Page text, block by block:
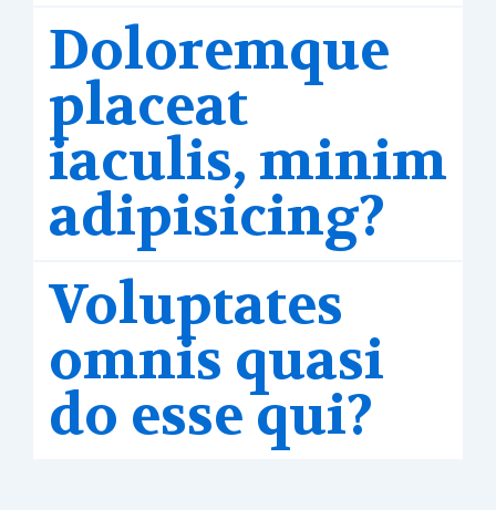
Doloremque
placeat
iaculis, minim
adipisicing?
Voluptates
omnis quasi
do esse qui?